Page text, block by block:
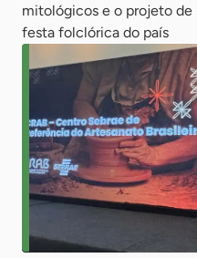
mitológicos e o projeto de
festa folclórica do país